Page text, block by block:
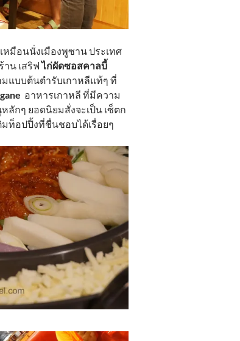
หมือนนั่งเมืองพูซาน ประเทศ
าน เสริฟไก่ผัดซอสคาลบี้
แบบต้นตำรับเกาหลีแท้ๆ ที่
อาหารเกาหลี ที่มีความ
ลักๆ ยอดนิยมสั่งจะเป็น เซ็ตก
ท็อปปิ้งที่ชื่นชอบได้เรื่อยๆ